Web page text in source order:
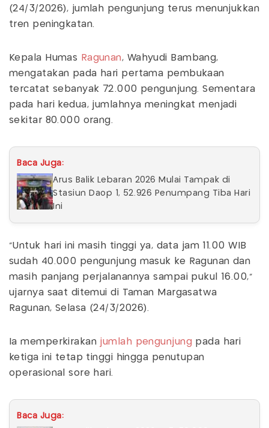
(24/3/2026), jumlah pengunjung terus menunjukkan
tren peningkatan.
Kepala Humas Ragunan, Wahyudi Bambang,
mengatakan pada hari pertama pembukaan
tercatat sebanyak 72.000 pengunjung. Sementara
pada hari kedua, jumlahnya meningkat menjadi
sekitar 80.000 orang.
Baca Juga:
Arus Balik Lebaran 2026 Mulai Tampak di
Stasiun Daop 1, 52.926 Penumpang Tiba Hari
Ini
“Untuk hari ini masih tinggi ya, data jam 11.00 WIB
sudah 40.000 pengunjung masuk ke Ragunan dan
masih panjang perjalanannya sampai pukul 16.00,”
ujarnya saat ditemui di Taman Margasatwa
Ragunan, Selasa (24/3/2026).
Ia memperkirakan jumlah pengunjung pada hari
ketiga ini tetap tinggi hingga penutupan
operasional sore hari.
Baca Juga: